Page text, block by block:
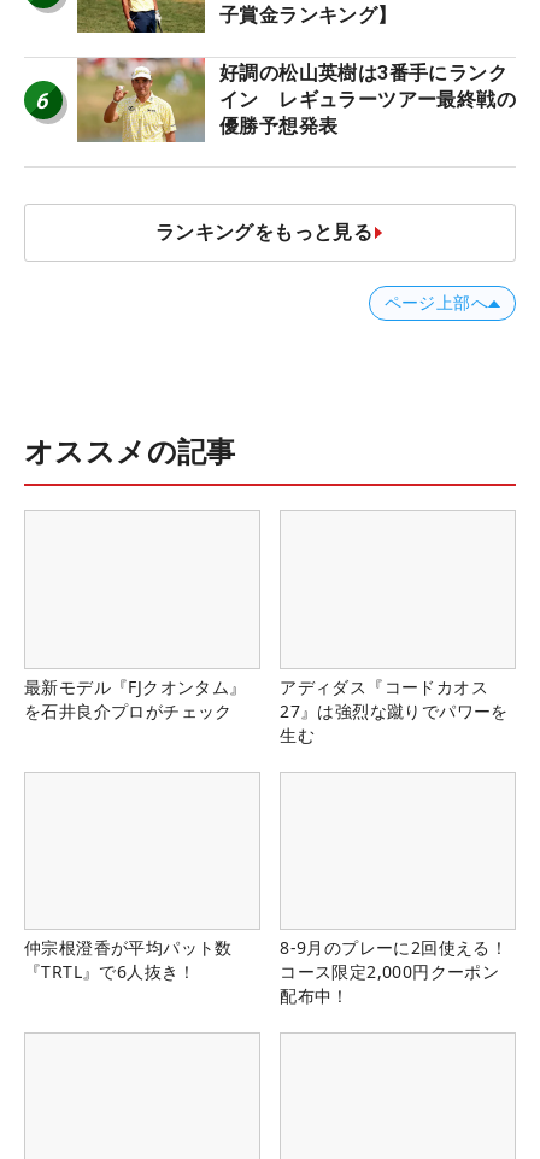
子賞金ランキング】
6
好調の松山英樹は3番手にランク
イン レギュラーツアー最終戦の
優勝予想発表
ランキングをもっと見る
ページ上部へ
オススメの記事
最新モデル『FJクオンタム』
を石井良介プロがチェック
アディダス『コードカオス
27』は強烈な蹴りでパワーを
生む
仲宗根澄香が平均パット数
『TRTL』で6人抜き！
8-9月のプレーに2回使える！
コース限定2,000円クーポン
配布中！